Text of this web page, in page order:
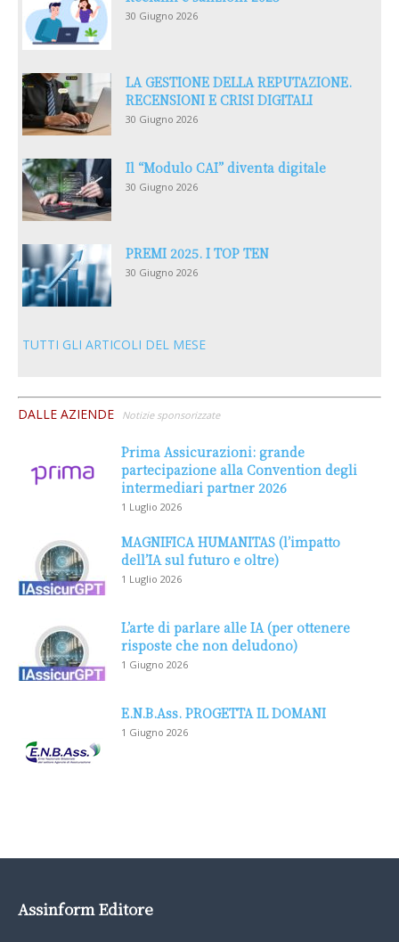
30 Giugno 2026
LA GESTIONE DELLA REPUTAZIONE.
RECENSIONI E CRISI DIGITALI
30 Giugno 2026
Il “Modulo CAI” diventa digitale
30 Giugno 2026
PREMI 2025. I TOP TEN
30 Giugno 2026
TUTTI GLI ARTICOLI DEL MESE
DALLE AZIENDE Notizie sponsorizzate
Prima Assicurazioni: grande
partecipazione alla Convention degli
intermediari partner 2026
1 Luglio 2026
MAGNIFICA HUMANITAS (l’impatto
dell’IA sul futuro e oltre)
1 Luglio 2026
L’arte di parlare alle IA (per ottenere
risposte che non deludono)
1 Giugno 2026
E.N.B.Ass. PROGETTA IL DOMANI
1 Giugno 2026
Assinform Editore